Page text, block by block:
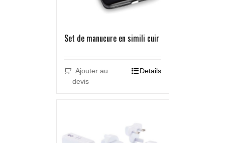
Set de manucure en simili cuir
Ajouter au
devis
Details